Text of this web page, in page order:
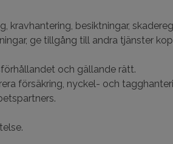
kravhantering, besiktningar,
ge tillgång till andra tjänster
och gällande rätt.
försäkring, nyckel- och